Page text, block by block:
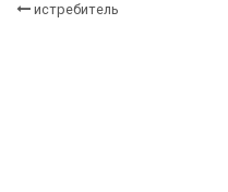
истребитель